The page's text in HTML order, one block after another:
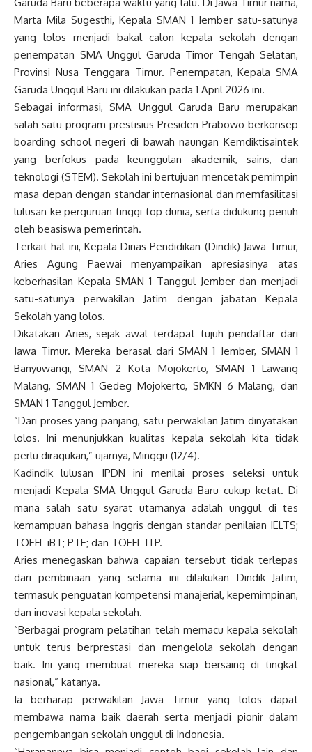
Marta Mila Sugesthi, Kepala SMAN 1 Jember satu-satunya
yang lolos menjadi bakal calon kepala sekolah dengan
penempatan SMA Unggul Garuda Timor Tengah Selatan,
Provinsi Nusa Tenggara Timur. Penempatan, Kepala SMA
Garuda Unggul Baru ini dilakukan pada 1 April 2026 ini.
Sebagai informasi, SMA Unggul Garuda Baru merupakan
salah satu program prestisius Presiden Prabowo berkonsep
boarding school negeri di bawah naungan Kemdiktisaintek
yang berfokus pada keunggulan akademik, sains, dan
teknologi (STEM). Sekolah ini bertujuan mencetak pemimpin
masa depan dengan standar internasional dan memfasilitasi
lulusan ke perguruan tinggi top dunia, serta didukung penuh
oleh beasiswa pemerintah.
Terkait hal ini, Kepala Dinas Pendidikan (Dindik) Jawa Timur,
Aries Agung Paewai menyampaikan apresiasinya atas
keberhasilan Kepala SMAN 1 Tanggul Jember dan menjadi
satu-satunya perwakilan Jatim dengan jabatan Kepala
Sekolah yang lolos.
Dikatakan Aries, sejak awal terdapat tujuh pendaftar dari
Jawa Timur. Mereka berasal dari SMAN 1 Jember, SMAN 1
Banyuwangi, SMAN 2 Kota Mojokerto, SMAN 1 Lawang
Malang, SMAN 1 Gedeg Mojokerto, SMKN 6 Malang, dan
SMAN 1 Tanggul Jember.
“Dari proses yang panjang, satu perwakilan Jatim dinyatakan
lolos. Ini menunjukkan kualitas kepala sekolah kita tidak
perlu diragukan,” ujarnya, Minggu (12/4).
Kadindik lulusan IPDN ini menilai proses seleksi untuk
menjadi Kepala SMA Unggul Garuda Baru cukup ketat. Di
mana salah satu syarat utamanya adalah unggul di tes
kemampuan bahasa Inggris dengan standar penilaian IELTS;
TOEFL iBT; PTE; dan TOEFL ITP.
Aries menegaskan bahwa capaian tersebut tidak terlepas
dari pembinaan yang selama ini dilakukan Dindik Jatim,
termasuk penguatan kompetensi manajerial, kepemimpinan,
dan inovasi kepala sekolah.
“Berbagai program pelatihan telah memacu kepala sekolah
untuk terus berprestasi dan mengelola sekolah dengan
baik. Ini yang membuat mereka siap bersaing di tingkat
nasional,” katanya.
Ia berharap perwakilan Jawa Timur yang lolos dapat
membawa nama baik daerah serta menjadi pionir dalam
pengembangan sekolah unggul di Indonesia.